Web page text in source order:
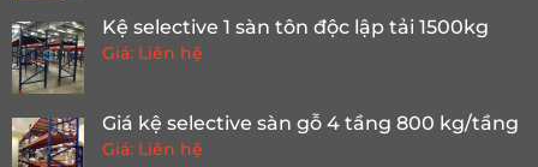
Kệ selective 1 sàn tôn độc lập tải 1500kg
Giá: Liên hệ
Giá kệ selective sàn gỗ 4 tầng 800 kg/tầng
Giá: Liên hệ